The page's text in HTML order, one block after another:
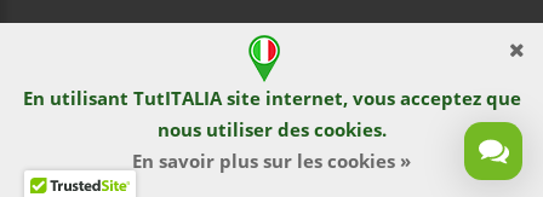
En utilisant TutITALIA site internet, vous acceptez que
nous utiliser des cookies.
En savoir plus sur les cookies »
dP Motion Media. Via La Piana 430, 47835 Saludecio (RN), Italia.
Numero REA: RN410802. P.IVA: 04421580400. Tel +39 0541
1480041
© TutITALIA 2013-2026. L`impression et la copie de textes et de
documents graphiques sont interdites par les propriétaires de
sites. La violation est poursuivie en vertu de la loi.